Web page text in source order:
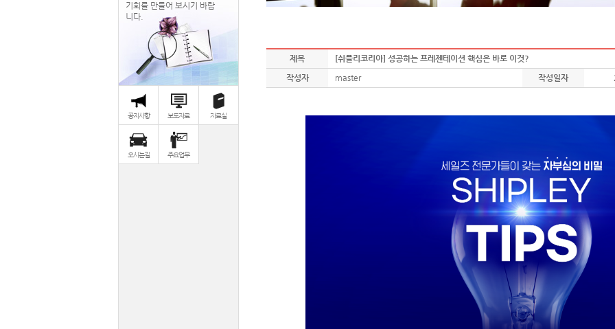
기회를 만들어 보시기 바랍
니다.
공지사항 보도자료 자료실
오시는길 주요업무
제목
[쉬플리코리아] 성공하는 프레젠테이션 핵심은 바로 이것?
작성자
master 작성일자